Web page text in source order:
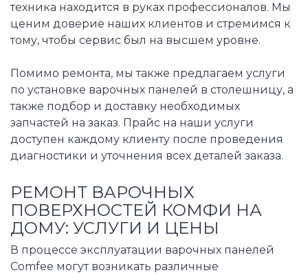
техника находится в руках профессионалов. Мы
ценим доверие наших клиентов и стремимся к
тому, чтобы сервис был на высшем уровне.
Помимо ремонта, мы также предлагаем услуги
по установке варочных панелей в столешницу, а
также подбор и доставку необходимых
запчастей на заказ. Прайс на наши услуги
доступен каждому клиенту после проведения
диагностики и уточнения всех деталей заказа.
РЕМОНТ ВАРОЧНЫХ
ПОВЕРХНОСТЕЙ КОМФИ НА
ДОМУ: УСЛУГИ И ЦЕНЫ
В процессе эксплуатации варочных панелей
Comfee могут возникать различные